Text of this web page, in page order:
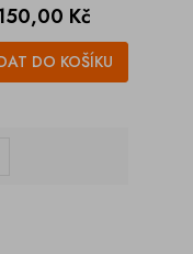
Kč
DO KOŠÍKU